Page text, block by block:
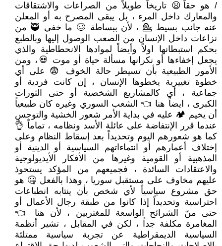
/ هو حقاً😦 تاريخاً طويلاً من الصراعات والاشتقاقات
والمعارك داخل المرء ، بل يبقى المصرح به أو المعلن
عنه جانب بسيط 💁 ، لأن ببساطة 🥴 ما خفي 🥷 من
نزاعات داخل الإنسان من الصعب الوصول إليها وبالطبع
بحكم استبطانها اولاً وأيضاً لموادها الانحطاطية والذي
يجعل إخفاءها أو نكرانها مسألة حياة أو موت 💀، ومن
الأمور الطبيعية بأن تسيطر حالة الخوف 😨 على أي
خطوة تغييرية يخطوها الإنسان ، إن كانت فردية أو
جماعية ، أي كالمشاريع الشخصية أو حتى الثورات
الكبرى ، ايضاً هنا 👈 الشعب السوري وغيره كان طبيعياً
أن يخيم 🏕 عليه في بداية الأمر شعور الخشية والتوجس
عندما قرر الإنتفاضة على عائلة الأسد ونظامه ، تماماً 👌
كما هو شعورهم اليوم وتحديداً بعد إسقاط النظام وعلى
إختلاف أعمارهم أو انتماءاتهم السياسية أو الدينية أو
المذهبية أو القومية وغيرها من الأفكار الأيديولوجية
والاعتقادات السائدة ، فجميعهم من المؤكد يستحوذ
عليهم مخاوف على مستقبل سوريا ، وهذا بالفعل 🤐 هو
حق مشروع سياسياً لأي شخص بأن ينتابه انطباعات
احتراسية وتحديداً إذا كانوا من طبقة رجال الأعمال أو
حتى منّ الشرائح الواسعة للمغتربين ، لأن هنا 👈
المغامرة مكلفة جداً ، لكن في المقابل ، تشير أنظمة
السياسية الديمقراطية عن تجربة سياسية ممتلئة